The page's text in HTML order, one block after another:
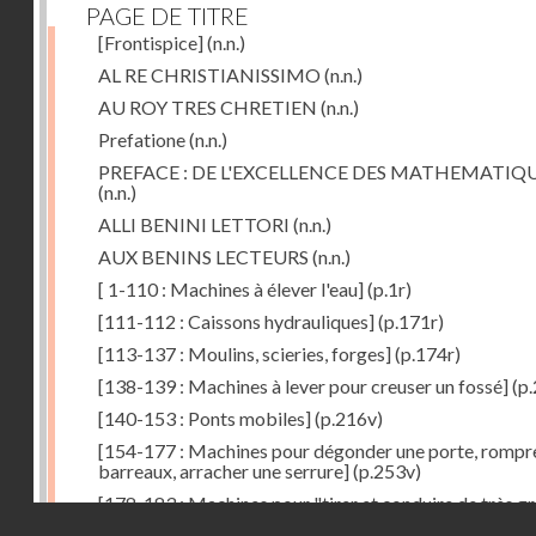
PAGE DE TITRE
[Frontispice](n.n.)
AL RE CHRISTIANISSIMO (n.n.)
AU ROY TRES CHRETIEN (n.n.)
Prefatione(n.n.)
PREFACE : DE L'EXCELLENCE DES
(n.n.)
ALLI BENINI LETTORI (n.n.)
AUX BENINS LECTEURS (n.n.)
[ 1-110 : Machines à élever l'eau](p.1r)
[111-112 : Caissons hydrauliques](p.171r)
[113-137 : Moulins, scieries, forges](p.174r)
[138-139 : Machines à lever pour creuser un fossé]
[140-153 : Ponts mobiles](p.216v)
[154-177 : Machines pour dégonder une porte,
barreaux, arracher une serrure](p.253v)
[178-183 : Machines pour "tirer et conduire de très